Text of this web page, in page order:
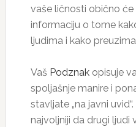
vaše ličnosti obično će
informaciju o tome
ljudima i kako
Vaš Podznakopisuje
spoljašnje manire i
stavljate „na javni
najvoljniji da drugi ljudi